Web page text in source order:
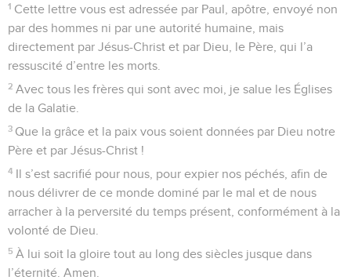
1 Cette lettre vous est adressée par Paul, apôtre, envoyé non
par des hommes ni par une autorité humaine, mais
directement par Jésus-Christ et par Dieu, le Père, qui l’a
ressuscité d’entre les morts.
2 Avec tous les frères qui sont avec moi, je salue les Églises
de la Galatie.
3 Que la grâce et la paix vous soient données par Dieu notre
Père et par Jésus-Christ !
4 Il s’est sacrifié pour nous, pour expier nos péchés, afin de
nous délivrer de ce monde dominé par le mal et de nous
arracher à la perversité du temps présent, conformément à la
volonté de Dieu.
5 À lui soit la gloire tout au long des siècles jusque dans
l’éternité. Amen.